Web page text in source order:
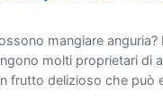
mangiare anguria?
molti proprietari di
frutto delizioso che può